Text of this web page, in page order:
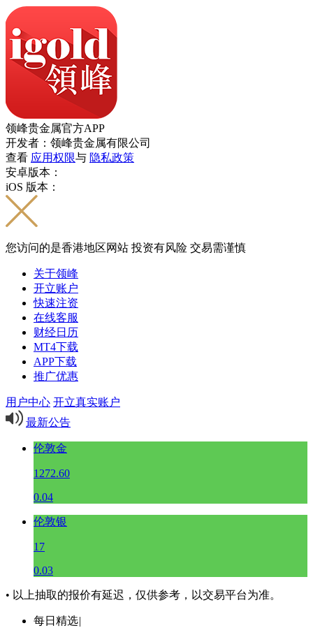
领峰贵金属官方APP
开发者：领峰贵金属有限公司
查看 应用权限与 隐私政策
安卓版本：
iOS 版本：
您访问的是香港地区网站 投资有风险 交易需谨慎
关于领峰
开立账户
快速注资
在线客服
财经日历
MT4下载
APP下载
推广优惠
用户中心 开立真实账户
最新公告
伦敦金
1272.60
0.04
伦敦银
17
0.03
• 以上抽取的报价有延迟，仅供参考，以交易平台为准。
每日精选|